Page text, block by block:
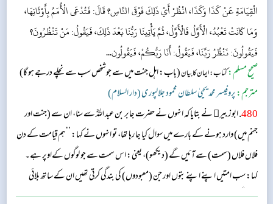
الْقِيَامَةِ عَنْ كَذَا وَكَذَا، انْظُرْ أَيْ ذَلِكَ فَوْقَ النَّاسِ؟ قَالَ: فَتُدْعَى الْأُمَمُ بِأَوْثَانِهَا،
وَمَا كَانَتْ تَعْبُدُ، الْأَوَّلُ فَالْأَوَّلُ، ثُمَّ يَأْتِينَا رَبُّنَا بَعْدَ ذَلِكَ، فَيَقُولُ: مَنْ تَنْظُرُونَ؟
فَيَقُولُونَ: نَنْظُرُ رَبَّنَا، فَيَقُولُ: أَنَا رَبُّكُمْ، فَيَقُولُون...
صحیح مسلم:کتاب: ایمان کا بیان(باب: اہل جنت میں سے جوشخص سب سے نچلے درجے ہو گا)
مترجم:پروفیسر محمد یحییٰ سلطان محمود جلالپوری (دار السلام)
480
. ابو زبیر نے بتایا کہ انہوں نے حضرت جابر بن عبد اللہؓ سے سنا، ان سے (جنت اور
جہنم میں) وارد ہونے کے بارے میں سوال کیا جا رہا تھا، تو انہوں نے کہا: ’’ہم قیامت کے دن
فلاں فلاں (سمت) سے آئیں گے (دیکھو)‎، یعنی: اس سمت سے جو لوگوں کےاوپر ہے۔
کہا: سب امتیں اپنے اپنے بتوں اور جن (معبودوں) کی بندگی کرتی تھیں ان کے ساتھ بلائی
جائیں گی، ایک کے بعد ایک، پھر اس کے بعد ہمارا رب ہمارے پاس آئے گا اور پوچھے گا: